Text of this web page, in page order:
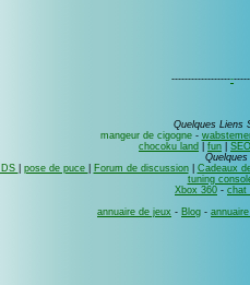
-------------------
Quelques Liens
mangeur de cigogne-
chocoku land
fun
pose de puce Forum de discussion| Cadeaux
tuning
Xbox 360 - chat
annuaire de jeux - Blog -